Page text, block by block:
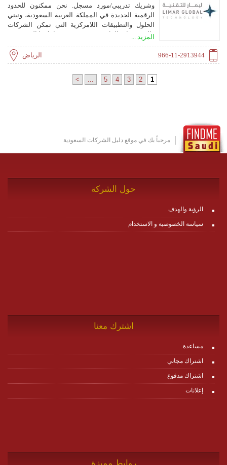
وشريك تدريبي/مورد مسجل. نحن ممكنون للحدود
الرقمية الجديدة في المملكة العربية السعودية، ونبني
الحلول والتطبيقات اللامركزية التي تمكن الشركات
والمؤسسات الحكومية من تحسين معاملاتها الرقمية.
المزيد ...
966-11-2913944 الرياض
1
2
3
4
5
>
مرحباً بك في موقع دليل الشركات السعودية
حول الشركة
الرؤية والهدف
سياسة الخصوصية و الاستخدام
اشترك معنا
مساعدة
اشتراك مجاني
اشتراك مدفوع
إعلانات
روابط مميزة